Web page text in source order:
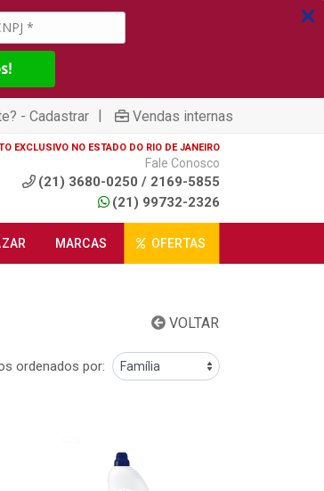
- Cadastrar | Vendas internas
EXCLUSIVO NO ESTADO DO RIO DE JANEIRO
Fale Conosco
(21) 3680-0250 / 2169-5855
(21) 99732-2326
MARCAS OFERTAS
VOLTAR
ordenados por: